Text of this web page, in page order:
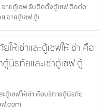
ขายตู้เซฟ รับติดตั้งตู้เซฟ ติดต่อ
ขายตู้เซฟ ตู้เ
ห้เช่าและตู้เซฟให้เช่า คือ
นิรภัยและเช่าตู้เซฟ ตู้
ตู้เซฟให้เช่า คือบริการตู้นิรภัย
ฟ.com